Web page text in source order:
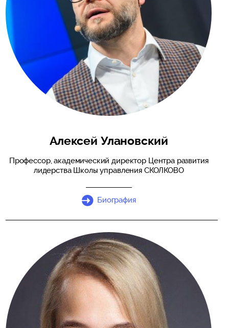
Алексей Улановский
Профессор, академический директор Центра развития
лидерства Школы управления СКОЛКОВО
Биография